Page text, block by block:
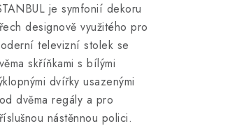
je symfonií dekoru
designově využitého pro
televizní stolek se
skříňkami s bílými
dvířky usazenými
dvěma regály a pro
nástěnnou polici.